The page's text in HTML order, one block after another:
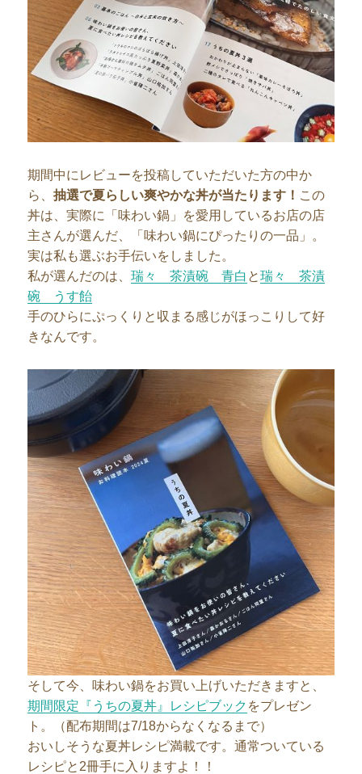
期間中にレビューを投稿していただいた方の中か
ら、抽選で夏らしい爽やかな丼が当たります！ この
丼は、実際に「味わい鍋」を愛用しているお店の店
主さんが選んだ、「味わい鍋にぴったりの一品」。
実は私も選ぶお手伝いをしました。
私が選んだのは、瑞々 茶漬碗 青白 と瑞々 茶漬
碗 うす飴
手のひらにぷっくりと収まる感じがほっこりして好
きなんです。
そして今、味わい鍋をお買い上げいただきますと、
期間限定『うちの夏丼』レシピブック をプレゼン
ト。（配布期間は7/18からなくなるまで）
おいしそうな夏丼レシピ満載です。通常ついている
レシピと2冊手に入りますよ！！